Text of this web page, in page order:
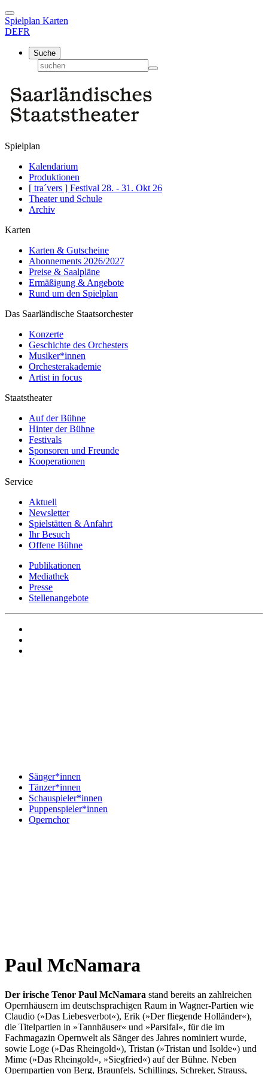
Spielplan Karten
DEFR
Suche
Spielplan
Kalendarium
Produktionen
[ tra´vers ] Festival 28. - 31. Okt 26
Theater und Schule
Archiv
Karten
Karten & Gutscheine
Abonnements 2026/2027
Preise & Saalpläne
Ermäßigung & Angebote
Rund um den Spielplan
Das Saarländische Staatsorchester
Konzerte
Geschichte des Orchesters
Musiker*innen
Orchesterakademie
Artist in focus
Staatstheater
Auf der Bühne
Hinter der Bühne
Festivals
Sponsoren und Freunde
Kooperationen
Service
Aktuell
Newsletter
Spielstätten & Anfahrt
Ihr Besuch
Offene Bühne
Publikationen
Mediathek
Presse
Stellenangebote
Sänger*innen
Tänzer*innen
Schauspieler*innen
Puppenspieler*innen
Opernchor
Paul McNamara
Der irische Tenor Paul McNamara stand bereits an zahlreichen
Opernhäusern im deutschsprachigen Raum in Wagner-Partien wie
Claudio (»Das Liebesverbot«), Erik (»Der fliegende Holländer«),
die Titelpartien in »Tannhäuser« und »Parsifal«, für die im
Fachmagazin Opernwelt als Sänger des Jahres nominiert wurde,
sowie Loge (»Das Rheingold«), Tristan (»Tristan und Isolde«) und
Mime (»Das Rheingold«, »Siegfried«) auf der Bühne. Neben
Opernpartien von Berg, Braunfels, Schillings, Schreker, Strauss,